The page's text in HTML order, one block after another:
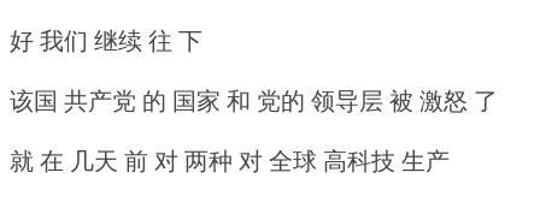
好 我们 继续 往 下
该国 共产党 的 国家 和 党的 领导层 被 激怒 了
就 在 几天 前 对 两种 对 全球 高科技 生产